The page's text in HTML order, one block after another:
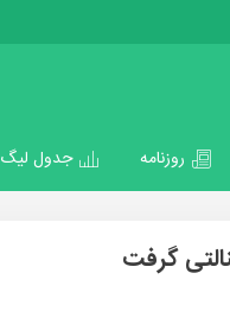
روزنامه جدول لیگ
گرفت